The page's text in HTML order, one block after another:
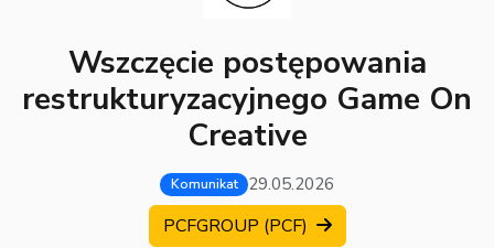
Wszczęcie postępowania
restrukturyzacyjnego Game On
Creative
Komunikat 29.05.2026
PCFGROUP (PCF)